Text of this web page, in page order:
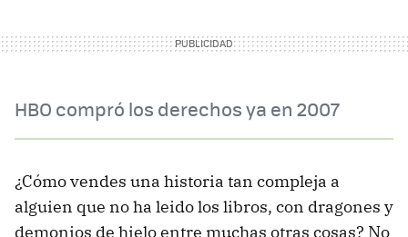
HBO compró los derechos ya en 2007
¿Cómo vendes una historia tan compleja a
alguien que no ha leido los libros, con dragones y
demonios de hielo entre muchas otras cosas? No